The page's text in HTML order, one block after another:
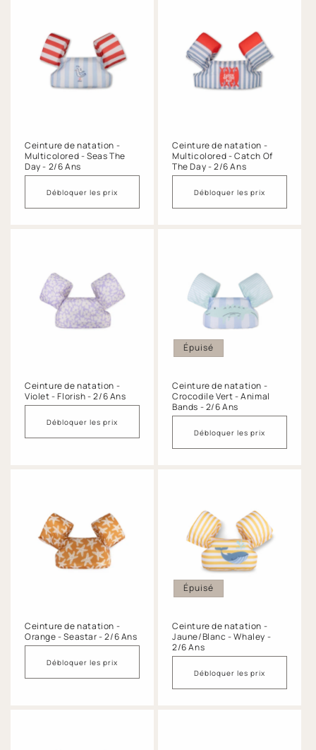
Ceinture de natation -
Multicolored - Seas The
Day - 2/6 Ans
Débloquer les prix
Ceinture de natation -
Multicolored - Catch Of
The Day - 2/6 Ans
Débloquer les prix
Ceinture de natation -
Violet - Florish - 2/6 Ans
Débloquer les prix
Épuisé
Ceinture de natation -
Crocodile Vert - Animal
Bands - 2/6 Ans
Débloquer les prix
Ceinture de natation -
Orange - Seastar - 2/6 Ans
Débloquer les prix
Épuisé
Ceinture de natation -
Jaune/Blanc - Whaley -
2/6 Ans
Débloquer les prix